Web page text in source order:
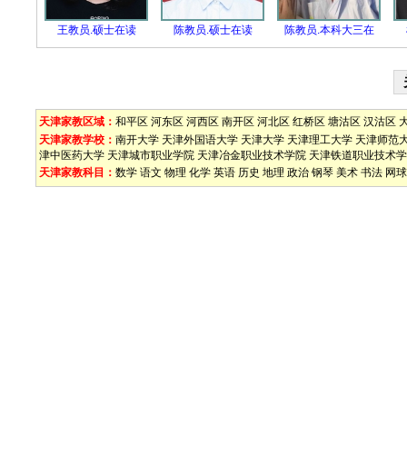
王教员.硕士在读 陈教员.硕士在读 陈教员.本科大三在
天津家教区域： 和平区 河东区 河西区 南开区 河北区 红桥区 塘沽区 汉沽区
天津家教学校： 南开大学 天津外国语大学 天津大学 天津理工大学 天津师范
津中医药大学 天津城市职业学院 天津冶金职业技术学院 天津铁道职业技术
天津家教科目： 数学 语文 物理 化学 英语 历史 地理 政治 钢琴 美术 书法 网球